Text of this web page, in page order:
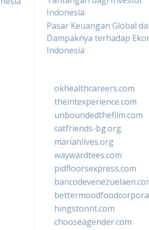
Indonesia
Pasar Keuangan Global
Dampaknya terhadap
Indonesia
okhealthcareers.com
theintexperience.com
unboundedthefilm.com
catfriends-bg.org
marianlives.org
waywardtees.com
pidfloorsexpress.com
hingstonnt.com
chooseagender.com